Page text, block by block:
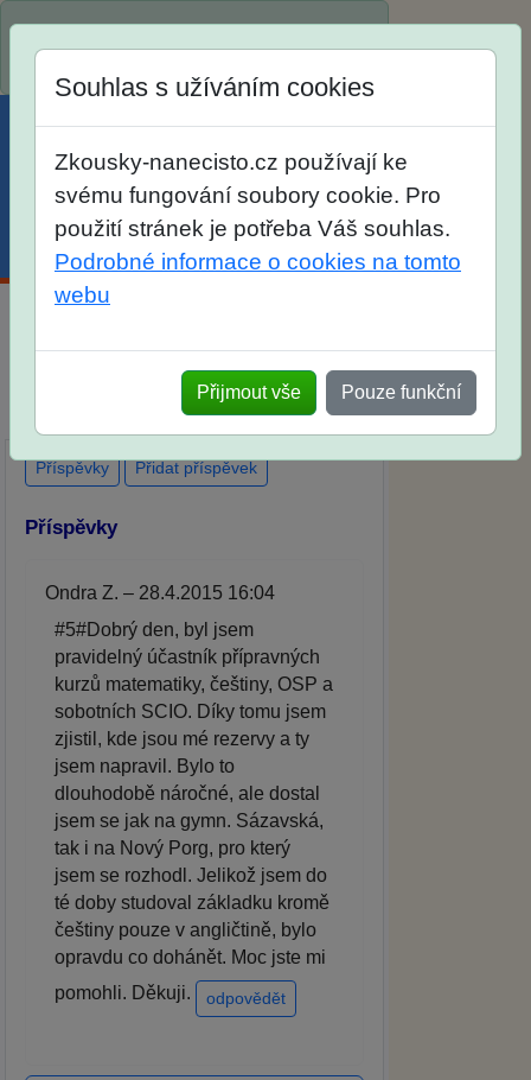
SŠ? Vaše ohlasy po skutečných
přijímacích zkouškách
Souhlas s užíváním cookies
Zkousky-nanecisto.cz používají ke
svému fungování soubory cookie. Pro
použití stránek je potřeba Váš souhlas.
Podrobné informace o cookies na tomto
webu
Přijmout vše Pouze funkční
Příspěvky Přidat příspěvek
Příspěvky
Ondra Z. – 28.4.2015 16:04
#5#Dobrý den, byl jsem
pravidelný účastník přípravných
kurzů matematiky, češtiny, OSP a
sobotních SCIO. Díky tomu jsem
zjistil, kde jsou mé rezervy a ty
jsem napravil. Bylo to
dlouhodobě náročné, ale dostal
jsem se jak na gymn. Sázavská,
tak i na Nový Porg, pro který
jsem se rozhodl. Jelikož jsem do
té doby studoval základku kromě
češtiny pouze v angličtině, bylo
opravdu co dohánět. Moc jste mi
pomohli. Děkuji.
odpovědět